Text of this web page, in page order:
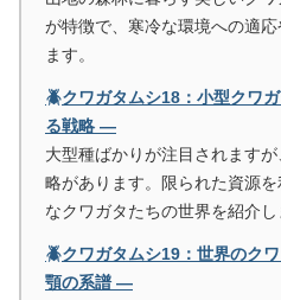
が特徴で、寒冷な環境への適
ます。
🪲クワガタムシ18：小型クワ
る戦略 ―
大型種ばかりが注目されます
略があります。限られた資源
なクワガタたちの世界を紹介し
🪲クワガタムシ19：世界のク
顎の系譜 ―